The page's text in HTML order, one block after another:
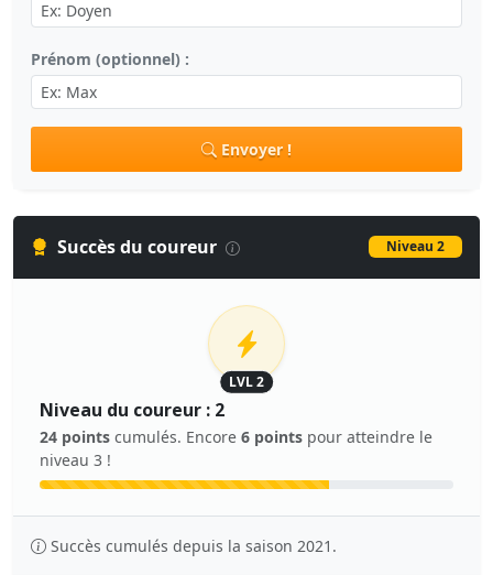
Prénom (optionnel) :
Envoyer !
Succès du coureur Niveau 2
LVL 2
Niveau du coureur : 2
24 points cumulés. Encore 6 points pour atteindre le
niveau 3 !
Succès cumulés depuis la saison 2021.